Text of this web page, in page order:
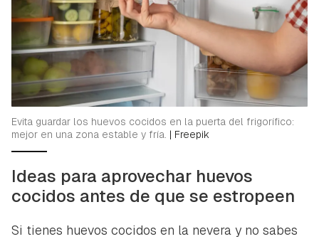
Evita guardar los huevos cocidos en la puerta del frigorífico:
mejor en una zona estable y fría. | Freepik
Ideas para aprovechar huevos
cocidos antes de que se estropeen
Si tienes huevos cocidos en la nevera y no sabes